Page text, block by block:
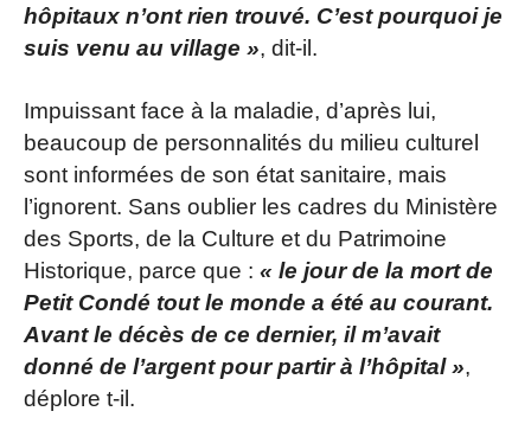
hôpitaux n’ont rien trouvé. C’est pourquoi je
suis venu au village », dit-il.
Impuissant face à la maladie, d’après lui,
beaucoup de personnalités du milieu culturel
sont informées de son état sanitaire, mais
l’ignorent. Sans oublier les cadres du Ministère
des Sports, de la Culture et du Patrimoine
Historique, parce que : « le jour de la mort de
Petit Condé tout le monde a été au courant.
Avant le décès de ce dernier, il m’avait
donné de l’argent pour partir à l’hôpital »,
déplore t-il.